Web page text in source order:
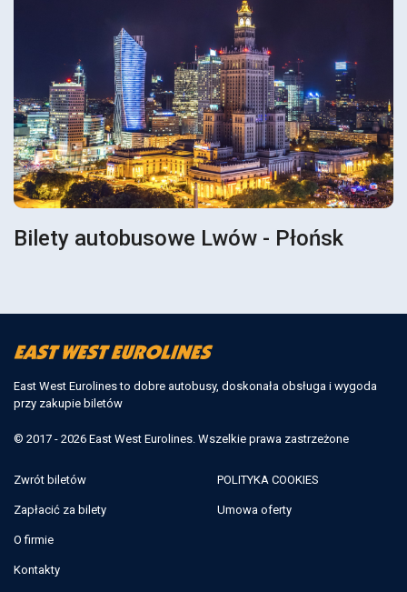
Bilety autobusowe Lwów - Płońsk
East West Eurolines to dobre autobusy, doskonała obsługa i wygoda
przy zakupie biletów
© 2017 - 2026 East West Eurolines. Wszelkie prawa zastrzeżone
Zwrót biletów
Zapłacić za bilety
O firmie
Kontakty
POLITYKA COOKIES
Umowa oferty